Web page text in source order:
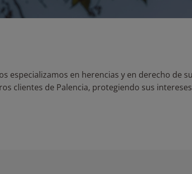
especializamos en herencias y en derecho
clientes de Palencia, protegiendo sus